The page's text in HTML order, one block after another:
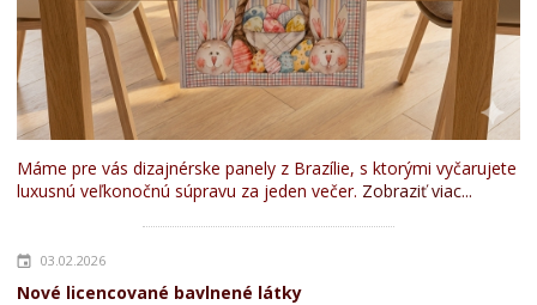
Máme pre vás dizajnérske panely z Brazílie, s ktorými vyčarujete
luxusnú veľkonočnú súpravu za jeden večer. Zobraziť viac...
03.02.2026
Nové licencované bavlnené látky